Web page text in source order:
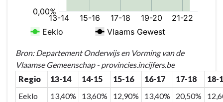
Bron: Departement Onderwijs en Vorming van de
Vlaamse Gemeenschap - provincies.incijfers.be
Regio
13-14 14-15 15-16 16-17 17-18
18-
Eeklo
13,40% 13,60% 12,90% 13,40% 20,50%